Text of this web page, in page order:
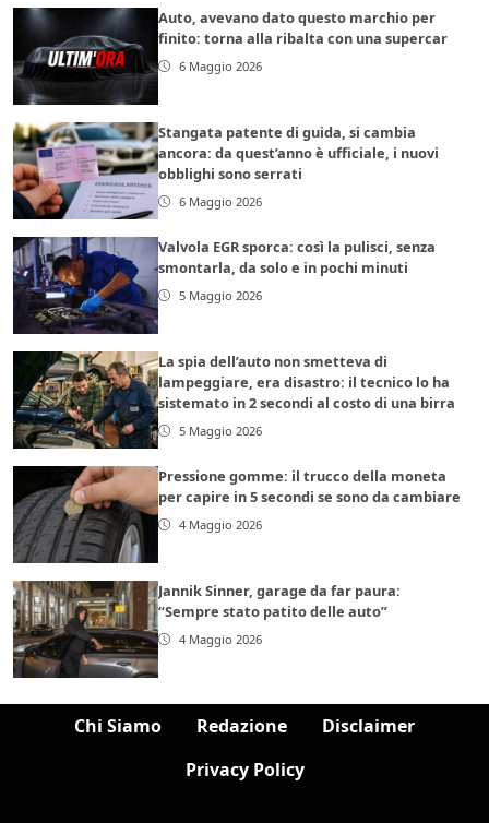
Auto, avevano dato questo marchio per
finito: torna alla ribalta con una supercar
6 Maggio 2026
Stangata patente di guida, si cambia
ancora: da quest’anno è ufficiale, i nuovi
obblighi sono serrati
6 Maggio 2026
Valvola EGR sporca: così la pulisci, senza
smontarla, da solo e in pochi minuti
5 Maggio 2026
La spia dell’auto non smetteva di
lampeggiare, era disastro: il tecnico lo ha
sistemato in 2 secondi al costo di una birra
5 Maggio 2026
Pressione gomme: il trucco della moneta
per capire in 5 secondi se sono da cambiare
4 Maggio 2026
Jannik Sinner, garage da far paura:
“Sempre stato patito delle auto”
4 Maggio 2026
Chi Siamo Redazione
Disclaimer
Privacy Policy